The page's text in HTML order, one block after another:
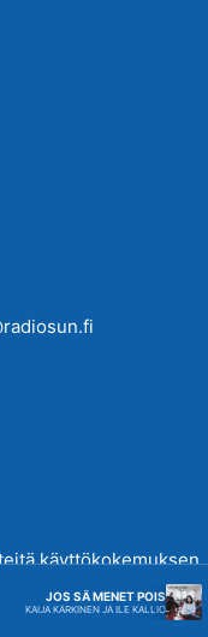
käyttökokemuksen
täällä.
JOS SÄ MENET POIS
KAIJA KÄRKINEN JA ILE KALLIO